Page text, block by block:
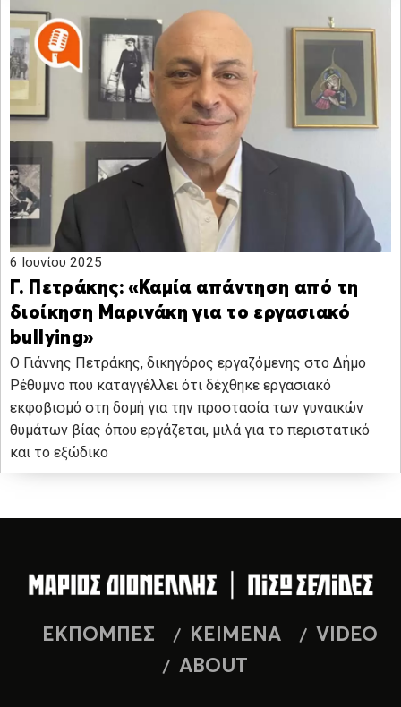
6 Ιουνίου 2025
Γ. Πετράκης: «Καμία απάντηση από τη
διοίκηση Μαρινάκη για το εργασιακό
bullying»
Ο Γιάννης Πετράκης, δικηγόρος εργαζόμενης στο Δήμο
Ρέθυμνο που καταγγέλλει ότι δέχθηκε εργασιακό
εκφοβισμό στη δομή για την προστασία των γυναικών
θυμάτων βίας όπου εργάζεται, μιλά για το περιστατικό
και το εξώδικο
ΕΚΠΟΜΠΕΣ ΚΕΙΜΕΝΑ
VIDEO
ABOUT